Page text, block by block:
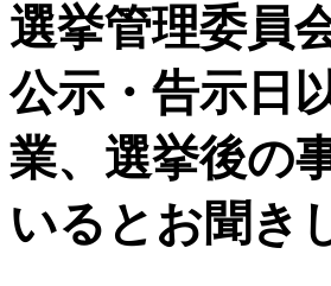
選挙管理委員
公示・告示日
業、選挙後の
いるとお聞き